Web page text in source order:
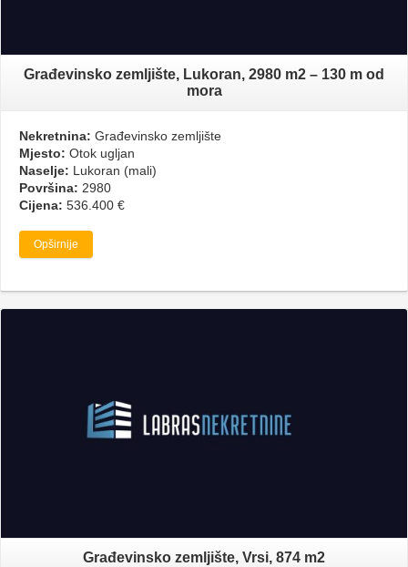
Građevinsko zemljište, Lukoran, 2980 m2 – 130 m od
mora
Nekretnina: Građevinsko zemljište
Mjesto: Otok ugljan
Naselje: Lukoran (mali)
Površina: 2980
Cijena: 536.400 €
Opširnije
Građevinsko zemljište, Vrsi, 874 m2